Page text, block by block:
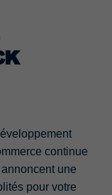
continue
une
pour votre